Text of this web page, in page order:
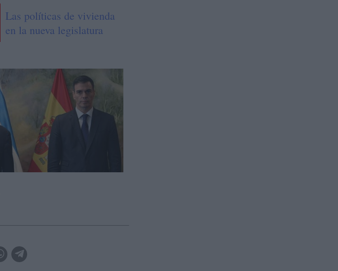
Las políticas de vivienda
en la nueva legislatura